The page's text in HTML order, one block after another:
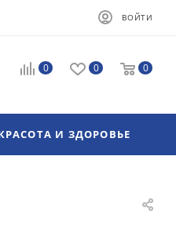
ВОЙТИ
0 0 0
И ЗДОРОВЬЕ